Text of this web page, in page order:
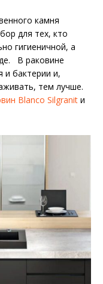
камня
для тех, кто
гигиеничной, а
В раковине
и бактерии и,
тем лучше.
Blanco Silgranit и